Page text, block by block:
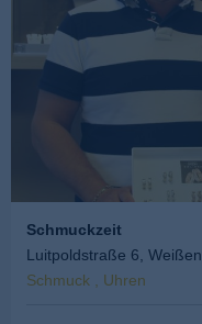
Schmuckzeit
Luitpoldstraße 6,
Schmuck , Uhren